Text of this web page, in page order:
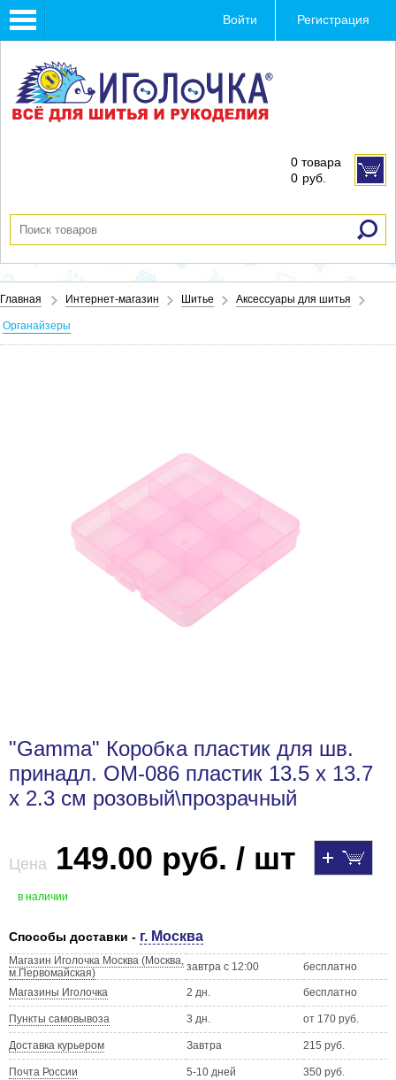
Toggle
navigation
Войти Регистрация
0 товара
0 руб.
Главная Интернет-магазин Шитье Аксессуары для шитья
Органайзеры
"Gamma" Коробка пластик для шв.
принадл. OM-086 пластик 13.5 x 13.7
x 2.3 см розовый\прозрачный
Цена 149.00 руб. / шт
в наличии
Способы доставки - г. Москва
Магазин Иголочка Москва (Москва,
м.Первомайская)
завтра с 12:00 бесплатно
Магазины Иголочка 2 дн. бесплатно
Пункты самовывоза 3 дн. от 170 руб.
Доставка курьером Завтра 215 руб.
Почта России 5-10 дней 350 руб.